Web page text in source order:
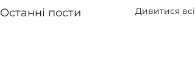
Останні пости Дивитися всі